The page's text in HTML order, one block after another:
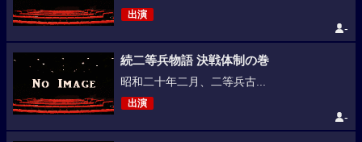
出演
-
続二等兵物語 決戦体制の巻
昭和二十年二月、二等兵古...
出演
-